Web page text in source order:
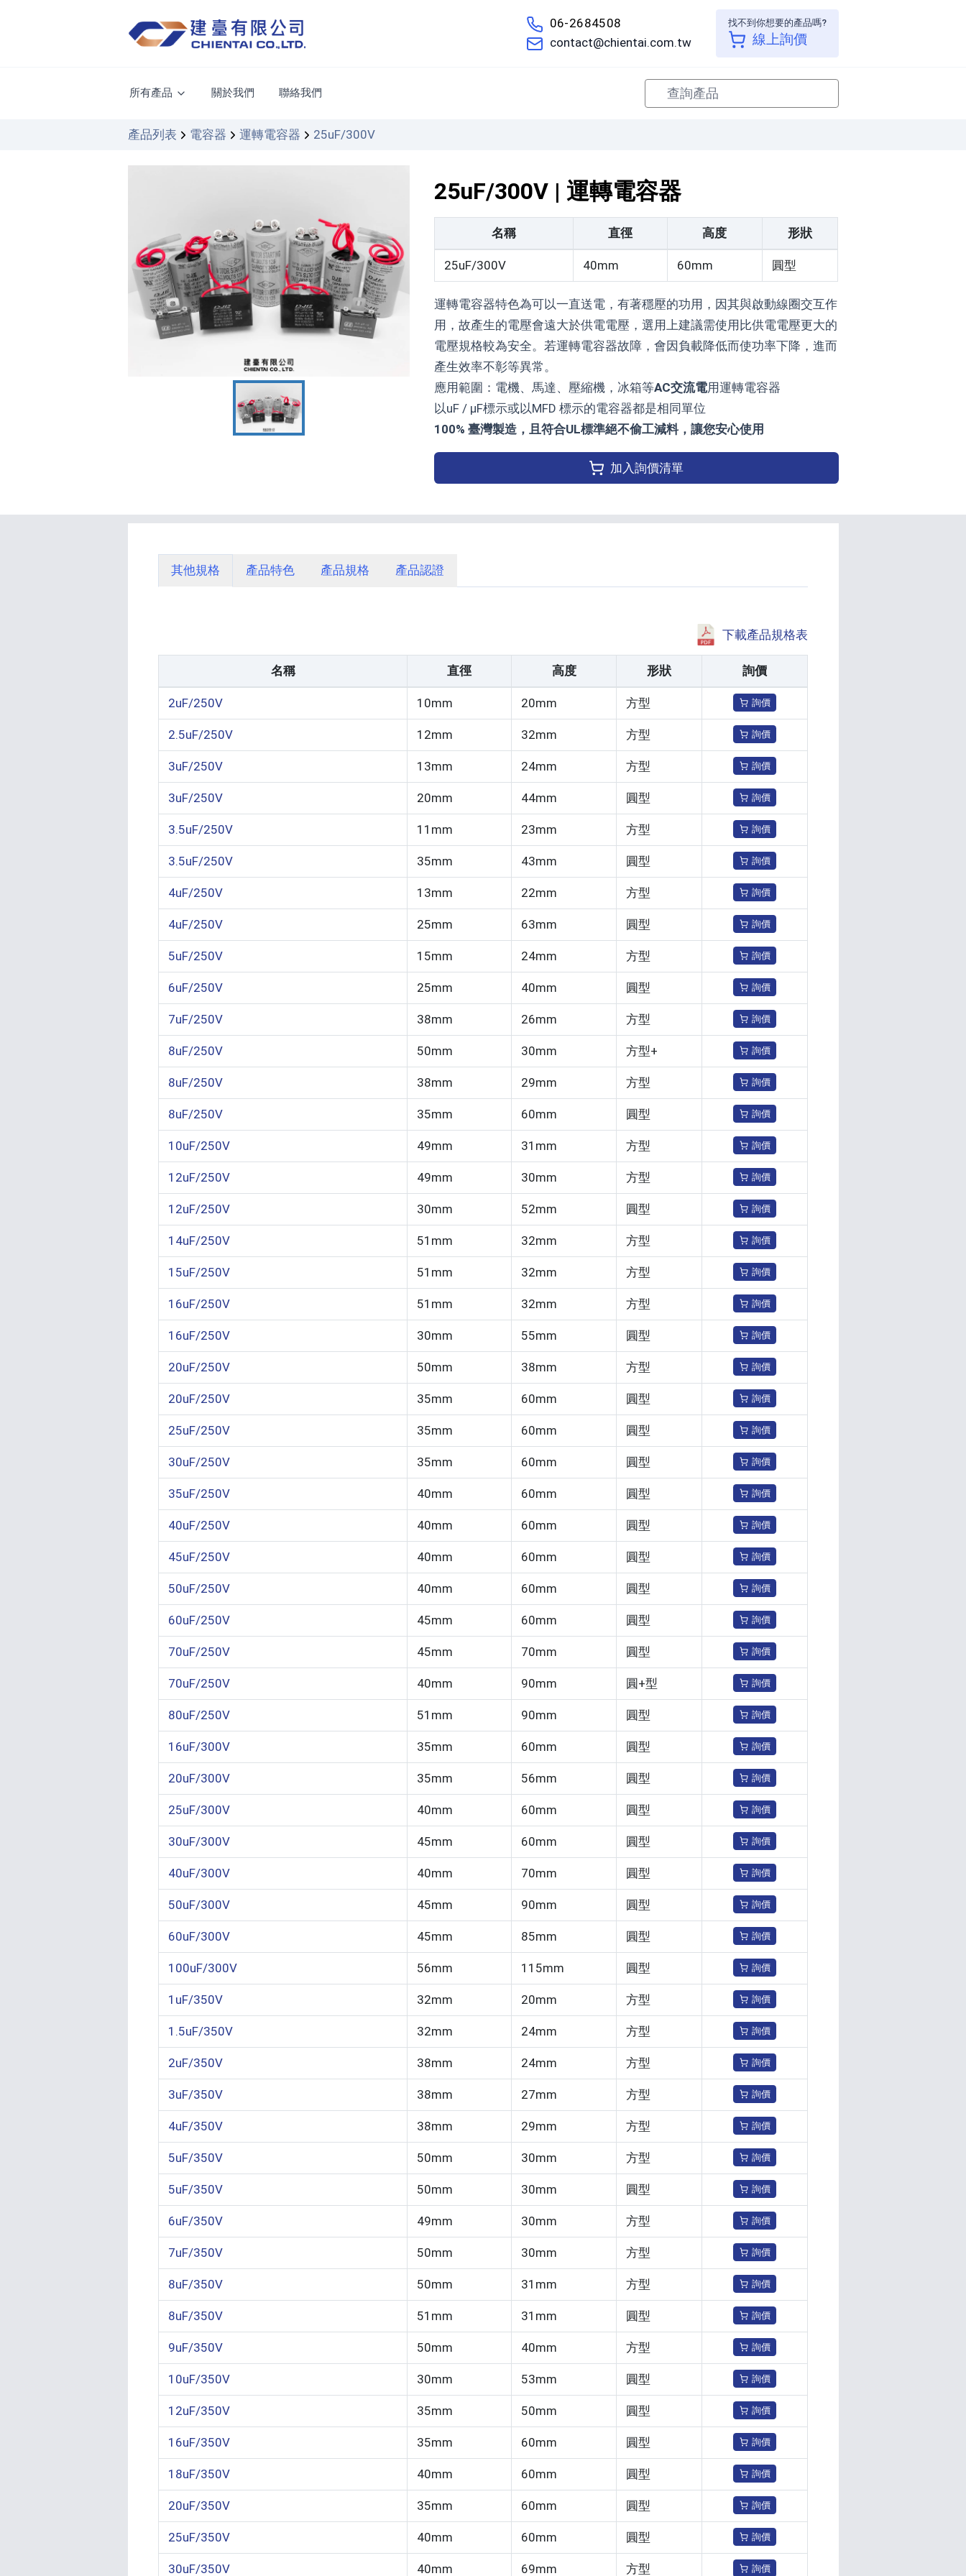
06-2684508
contact@chientai.com.tw
找不到你想要的產品嗎?
線上詢價
所有產品 關於我們 聯絡我們
產品列表 電容器 運轉電容器 25uF/300V
25uF/300V | 運轉電容器
名稱 直徑 高度 形狀
25uF/300V 40mm 60mm 圓型
運轉電容器特色為可以一直送電，有著穩壓的功用，因其與啟動線圈交互作
用，故產生的電壓會遠大於供電電壓，選用上建議需使用比供電電壓更大的
電壓規格較為安全。若運轉電容器故障，會因負載降低而使功率下降，進而
產生效率不彰等異常。
應用範圍：電機、馬達、壓縮機，冰箱等AC交流電用運轉電容器
以uF / μF標示或以MFD 標示的電容器都是相同單位
100% 臺灣製造，且符合UL標準絕不偷工減料，讓您安心使用
加入詢價清單
其他規格 產品特色 產品規格 產品認證
下載產品規格表
名稱 直徑 高度 形狀 詢價
2uF/250V 10mm 20mm 方型 詢價
2.5uF/250V 12mm 32mm 方型 詢價
3uF/250V 13mm 24mm 方型 詢價
3uF/250V 20mm 44mm 圓型 詢價
3.5uF/250V 11mm 23mm 方型 詢價
3.5uF/250V 35mm 43mm 圓型 詢價
4uF/250V 13mm 22mm 方型 詢價
4uF/250V 25mm 63mm 圓型 詢價
5uF/250V 15mm 24mm 方型 詢價
6uF/250V 25mm 40mm 圓型 詢價
7uF/250V 38mm 26mm 方型 詢價
8uF/250V 50mm 30mm 方型+ 詢價
8uF/250V 38mm 29mm 方型 詢價
8uF/250V 35mm 60mm 圓型 詢價
10uF/250V 49mm 31mm 方型 詢價
12uF/250V 49mm 30mm 方型 詢價
12uF/250V 30mm 52mm 圓型 詢價
14uF/250V 51mm 32mm 方型 詢價
15uF/250V 51mm 32mm 方型 詢價
16uF/250V 51mm 32mm 方型 詢價
16uF/250V 30mm 55mm 圓型 詢價
20uF/250V 50mm 38mm 方型 詢價
20uF/250V 35mm 60mm 圓型 詢價
25uF/250V 35mm 60mm 圓型 詢價
30uF/250V 35mm 60mm 圓型 詢價
35uF/250V 40mm 60mm 圓型 詢價
40uF/250V 40mm 60mm 圓型 詢價
45uF/250V 40mm 60mm 圓型 詢價
50uF/250V 40mm 60mm 圓型 詢價
60uF/250V 45mm 60mm 圓型 詢價
70uF/250V 45mm 70mm 圓型 詢價
70uF/250V 40mm 90mm 圓+型 詢價
80uF/250V 51mm 90mm 圓型 詢價
16uF/300V 35mm 60mm 圓型 詢價
20uF/300V 35mm 56mm 圓型 詢價
25uF/300V 40mm 60mm 圓型 詢價
30uF/300V 45mm 60mm 圓型 詢價
40uF/300V 40mm 70mm 圓型 詢價
50uF/300V 45mm 90mm 圓型 詢價
60uF/300V 45mm 85mm 圓型 詢價
100uF/300V 56mm 115mm 圓型 詢價
1uF/350V 32mm 20mm 方型 詢價
1.5uF/350V 32mm 24mm 方型 詢價
2uF/350V 38mm 24mm 方型 詢價
3uF/350V 38mm 27mm 方型 詢價
4uF/350V 38mm 29mm 方型 詢價
5uF/350V 50mm 30mm 方型 詢價
5uF/350V 50mm 30mm 圓型 詢價
6uF/350V 49mm 30mm 方型 詢價
7uF/350V 50mm 30mm 方型 詢價
8uF/350V 50mm 31mm 方型 詢價
8uF/350V 51mm 31mm 圓型 詢價
9uF/350V 50mm 40mm 方型 詢價
10uF/350V 30mm 53mm 圓型 詢價
12uF/350V 35mm 50mm 圓型 詢價
16uF/350V 35mm 60mm 圓型 詢價
18uF/350V 40mm 60mm 圓型 詢價
20uF/350V 35mm 60mm 圓型 詢價
25uF/350V 40mm 60mm 圓型 詢價
30uF/350V 40mm 69mm 方型 詢價